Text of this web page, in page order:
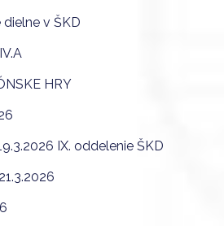
v ŠKD
HRY
IX. oddelenie ŠKD